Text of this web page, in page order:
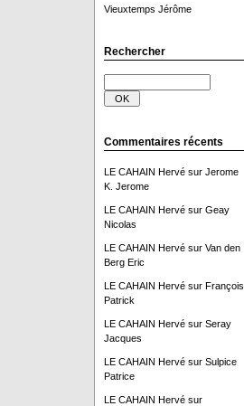
Vieuxtemps Jérôme
Rechercher
Commentaires récents
LE CAHAIN Hervésur Jerome
K. Jerome
LE CAHAIN Hervésur Geay
Nicolas
LE CAHAIN Hervésur Van den
Berg Eric
LE CAHAIN Hervésur François
Patrick
LE CAHAIN Hervésur Seray
Jacques
LE CAHAIN Hervésur Sulpice
Patrice
LE CAHAIN Hervésur